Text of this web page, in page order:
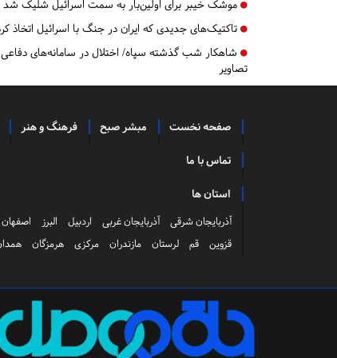
موشک خیبر برای اولین‌بار به سمت اسرائیل شلیک شد
تاکتیک‌های جدیدی که ایران در جنگ با اسرائیل اتخاذ
شاهکار شب گذشته سپاه/ اختلال در سامانه‌های دفاعی
تصاویر
صفحه نخست مبشر صبح فرهنگ و هنر
تماس با ما
استان ها
آذربایجان شرقی آذربایجان غربی اردبیل البرز اصفهان
قزوین
قم لرستان مازندران مرکزی هرمزگان